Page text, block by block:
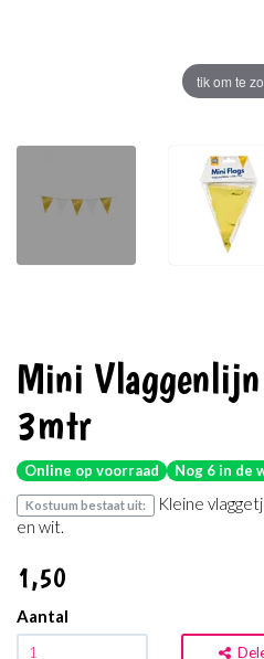
tik om te
Mini
3mtr
Online op voorraad Nog 6 in de
Kostuum bestaat uit:
Kleine
en wit.
1,50
Aantal